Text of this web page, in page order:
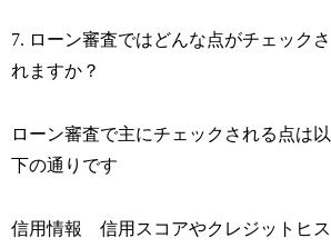
7. ローン審査ではどんな点がチェックさ
れますか？
ローン審査で主にチェックされる点は以
下の通りです
信用情報 信用スコアやクレジットヒス